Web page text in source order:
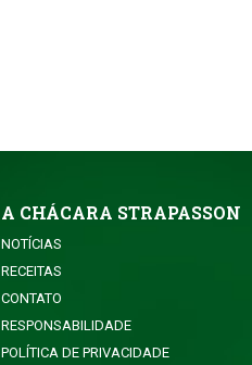
A CHÁCARA STRAPASSON
NOTÍCIAS
RECEITAS
CONTATO
RESPONSABILIDADE
POLÍTICA DE PRIVACIDADE